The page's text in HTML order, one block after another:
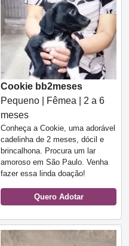
Cookie bb2meses
Pequeno | Fêmea | 2 a 6
meses
Conheça a Cookie, uma adorável
cadelinha de 2 meses, dócil e
brincalhona. Procura um lar
amoroso em São Paulo. Venha
fazer essa linda doação!
Quero Adotar